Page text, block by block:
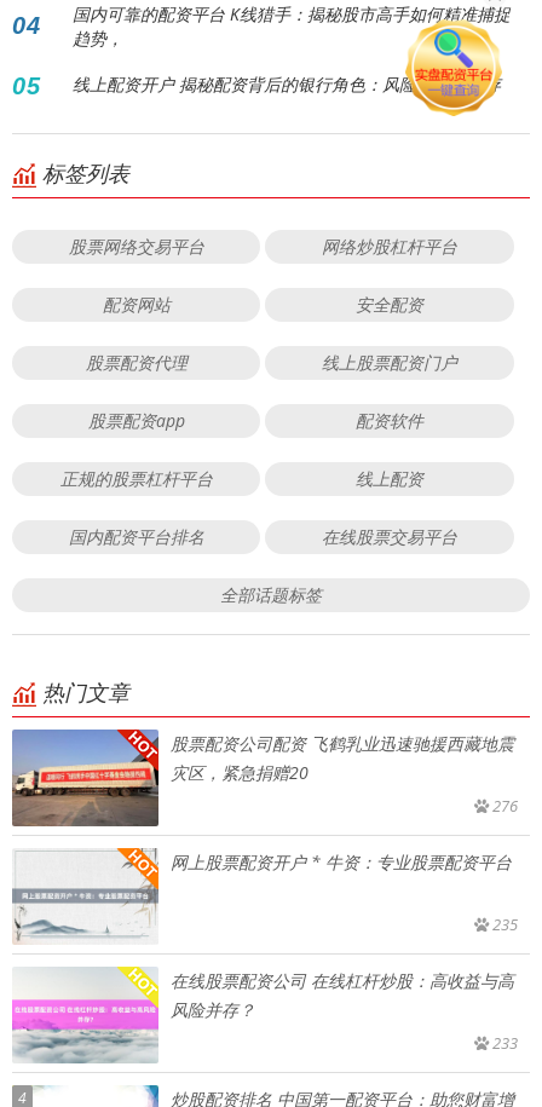
04
国内可靠的配资平台 K线猎手：揭秘股市高手如何精准捕捉
趋势，
05 线上配资开户 揭秘配资背后的银行角色：风险与机遇并存
标签列表
股票网络交易平台 网络炒股杠杆平台
配资网站 安全配资
股票配资代理 线上股票配资门户
股票配资app 配资软件
正规的股票杠杆平台 线上配资
国内配资平台排名 在线股票交易平台
全部话题标签
热门文章
股票配资公司配资 飞鹤乳业迅速驰援西藏地震
灾区，紧急捐赠20
276
网上股票配资开户 * 牛资：专业股票配资平台
235
在线股票配资公司 在线杠杆炒股：高收益与高
风险并存？
233
4 炒股配资排名 中国第一配资平台：助您财富增